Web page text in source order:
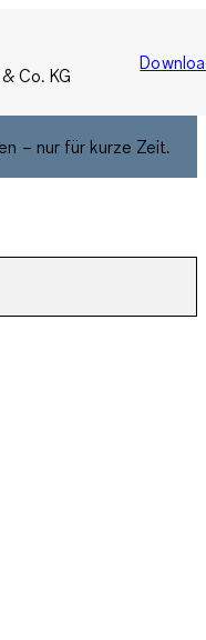
Co. KG
– nur für kurze Zeit.